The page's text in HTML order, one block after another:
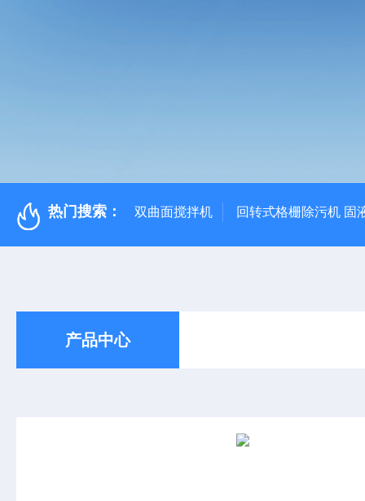
热门搜索： 双曲面搅拌机 回转式格栅除污机 固
产品中心